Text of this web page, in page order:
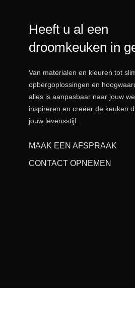
Heeft u al een
droomkeuken in
Van materialen en kleuren tot
opbergoplossingen en
alles is aanpasbaar naar jouw
inspireren en creëer de keuken
jouw levensstijl.
MAAK EEN AFSPRAAK
CONTACT OPNEMEN